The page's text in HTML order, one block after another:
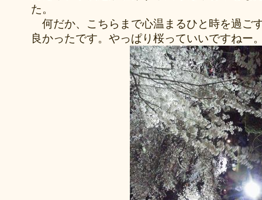
た。
何だか、こちらまで心温まるひと時を過ご
良かったです。やっぱり桜っていいですねー